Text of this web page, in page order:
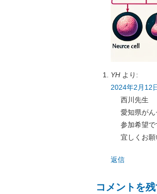
YH より:
2024年2月12
西川先生
愛知県がん
参加希望で
宜しくお願
返信
コメントを